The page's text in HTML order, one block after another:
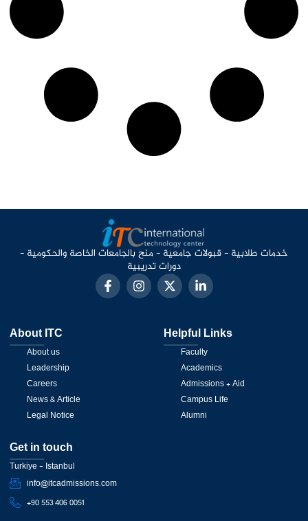
خدمات طلابية - قبولات جامعية - منح بالجامعات الخاصة والحكومية -
دورات تدريبية
About ITC
About us
Leadership
Careers
News & Article
Legal Notice
Helpful Links
Faculty
Academics
Admissions + Aid
Campus Life
Alumni
Get in touch
Turkiye - Istanbul
info@itcadmissions.com
+90 553 406 0051